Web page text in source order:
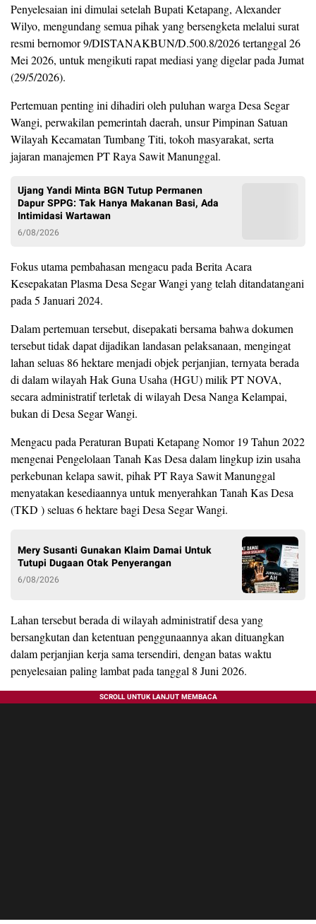
Penyelesaian ini dimulai setelah Bupati Ketapang, Alexander
Wilyo, mengundang semua pihak yang bersengketa melalui surat
resmi bernomor 9/DISTANAKBUN/D.500.8/2026 tertanggal 26
Mei 2026, untuk mengikuti rapat mediasi yang digelar pada Jumat
(29/5/2026).
Pertemuan penting ini dihadiri oleh puluhan warga Desa Segar
Wangi, perwakilan pemerintah daerah, unsur Pimpinan Satuan
Wilayah Kecamatan Tumbang Titi, tokoh masyarakat, serta
jajaran manajemen PT Raya Sawit Manunggal.
Ujang Yandi Minta BGN Tutup Permanen
Dapur SPPG: Tak Hanya Makanan Basi, Ada
Intimidasi Wartawan
6/08/2026
Fokus utama pembahasan mengacu pada Berita Acara
Kesepakatan Plasma Desa Segar Wangi yang telah ditandatangani
pada 5 Januari 2024.
Dalam pertemuan tersebut, disepakati bersama bahwa dokumen
tersebut tidak dapat dijadikan landasan pelaksanaan, mengingat
lahan seluas 86 hektare menjadi objek perjanjian, ternyata berada
di dalam wilayah Hak Guna Usaha (HGU) milik PT NOVA,
secara administratif terletak di wilayah Desa Nanga Kelampai,
bukan di Desa Segar Wangi.
Mengacu pada Peraturan Bupati Ketapang Nomor 19 Tahun 2022
mengenai Pengelolaan Tanah Kas Desa dalam lingkup izin usaha
perkebunan kelapa sawit, pihak PT Raya Sawit Manunggal
menyatakan kesediaannya untuk menyerahkan Tanah Kas Desa
(TKD ) seluas 6 hektare bagi Desa Segar Wangi.
Mery Susanti Gunakan Klaim Damai Untuk
Tutupi Dugaan Otak Penyerangan
6/08/2026
Lahan tersebut berada di wilayah administratif desa yang
bersangkutan dan ketentuan penggunaannya akan dituangkan
dalam perjanjian kerja sama tersendiri, dengan batas waktu
penyelesaian paling lambat pada tanggal 8 Juni 2026.